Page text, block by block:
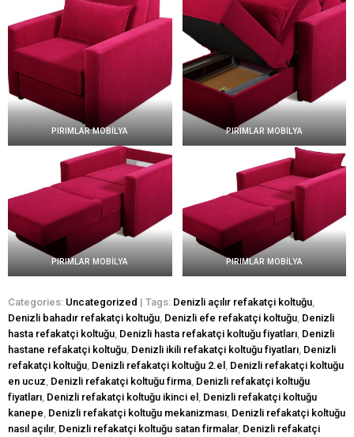
PIRIMLAR MOBİLYA PIRIMLAR MOBİLYA
PIRIMLAR MOBİLYA PIRIMLAR MOBİLYA
Categories: Uncategorized | Tags: Denizli açılır refakatçi koltuğu
Denizli bahadır refakatçi koltuğu Denizli efe refakatçi koltuğu Denizli
hasta refakatçi koltuğu Denizli hasta refakatçi koltuğu fiyatları Denizli
hastane refakatçi koltuğu Denizli ikili refakatçi koltuğu fiyatları Denizli
refakatçi koltuğu Denizli refakatçi koltuğu 2.el
Denizli refakatçi koltuğu
en ucuz Denizli refakatçi koltuğu firma Denizli refakatçi koltuğu
fiyatları Denizli refakatçi koltuğu ikinci el
Denizli refakatçi koltuğu
kanepe Denizli refakatçi koltuğu mekanizması Denizli refakatçi koltuğu
nasıl açılır, Denizli refakatçi koltuğu satan firmalar, Denizli refakatçi